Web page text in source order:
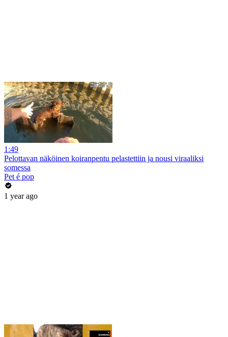
1:49
Pelottavan näköinen koiranpentu pelastettiin ja nousi viraaliksi
somessa
Pet é pop
1 year ago